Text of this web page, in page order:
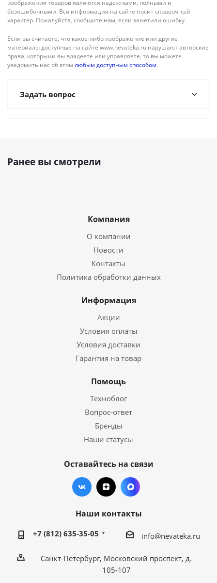
изображения товаров являются надежными, полными и
безошибочными. Вся информация на сайте носит справочный
характер. Пожалуйста, сообщите нам, если заметили ошибку.
Если вы считаете, что какое-либо изображение или другие
материалы доступные на сайте www.nevateka.ru нарушают авторские
права, которыми вы владеете или управляете, то вы можете
уведомить нас об этом любым доступным способом.
Задать вопрос
Ранее вы смотрели
Компания
О компании
Новости
Контакты
Политика обработки данных
Информация
Акции
Условия оплаты
Условия доставки
Гарантия на товар
Помощь
Техноблог
Вопрос-ответ
Бренды
Наши статусы
Оставайтесь на связи
Наши контакты
+7 (812) 635-35-05 info@nevateka.ru
Санкт-Петербург, Московский проспект, д.
105-107